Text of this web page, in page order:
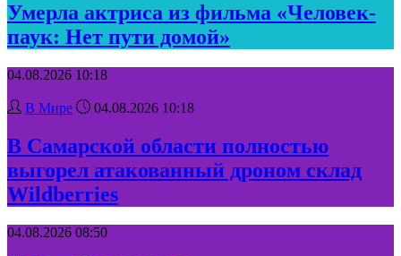
Умерла актриса из фильма «Человек-
паук: Нет пути домой»
04.08.2026 10:18
В Мире 04.08.2026 10:18
В Самарской области полностью
выгорел атакованный дроном склад
Wildberries
04.08.2026 08:50